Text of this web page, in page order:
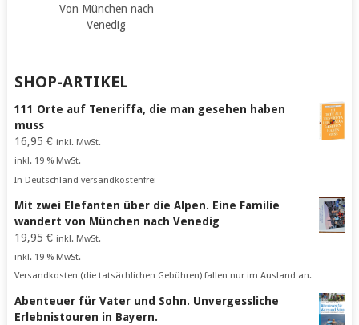
Von München nach
Venedig
SHOP-ARTIKEL
111 Orte auf Teneriffa, die man gesehen haben
muss
16,95 € inkl. MwSt.
inkl. 19 % MwSt.
In Deutschland versandkostenfrei
Mit zwei Elefanten über die Alpen. Eine Familie
wandert von München nach Venedig
19,95 € inkl. MwSt.
inkl. 19 % MwSt.
Versandkosten (die tatsächlichen Gebühren) fallen nur im Ausland an.
Abenteuer für Vater und Sohn. Unvergessliche
Erlebnistouren in Bayern.